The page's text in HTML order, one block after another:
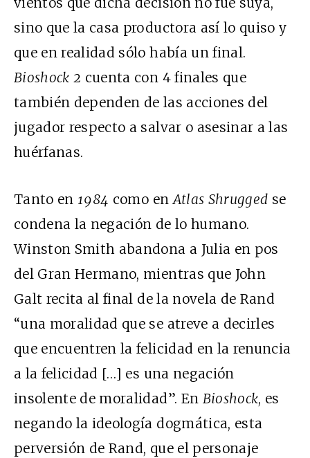
sino que la casa productora así lo quiso y
que en realidad sólo había un final.
Bioshock 2 cuenta con 4 finales que
también dependen de las acciones del
jugador respecto a salvar o asesinar a las
huérfanas.
Tanto en 1984 como enAtlas Shrugged se
condena la negación de lo humano.
Winston Smith abandona a Julia en pos
del Gran Hermano, mientras que John
Galt recita al final de la novela de Rand
“una moralidad que se atreve a decirles
que encuentren la felicidad en la renuncia
a la felicidad […] es una negación
insolente de moralidad”. En Bioshock, es
negando la ideología dogmática, esta
perversión de Rand, que el personaje